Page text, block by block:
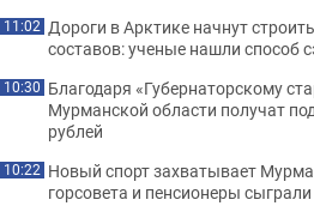
11:02 Дороги в Арктике начнут
составов: ученые нашли способ
10:30 Благодаря «Губернаторскому
Мурманской области получат
рублей
10:22 Новый спорт захватывает
горсовета и пенсионеры